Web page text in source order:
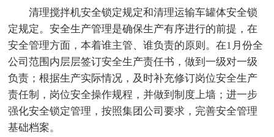
清理搅拌机安全锁定规定和清理运输车罐体安全锁
定规定。安全生产管理是确保生产有序进行的前提，在
安全管理方面，本着谁主管、谁负责的原则。在1月份全
公司范围内层层签订安全生产责任书，做到一级对一级
负责；根据生产实际情况，及时补充修订岗位安全生产
责任制，岗位安全操作规程，并做到制度上墙；进一步
强化安全锁定管理，按照集团公司要求，完善安全管理
基础档案。